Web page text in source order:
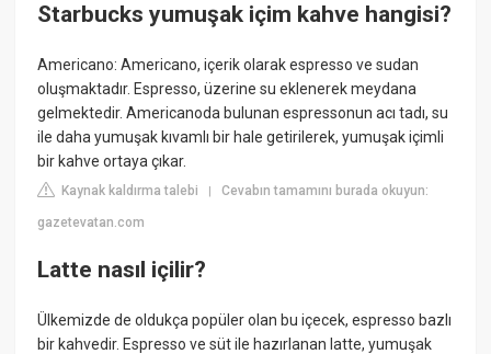
Starbucks yumuşak içim kahve hangisi?
Americano: Americano, içerik olarak espresso ve sudan
oluşmaktadır. Espresso, üzerine su eklenerek meydana
gelmektedir. Americanoda bulunan espressonun acı tadı, su
ile daha yumuşak kıvamlı bir hale getirilerek, yumuşak içimli
bir kahve ortaya çıkar.
Kaynak kaldırma talebi |Cevabın tamamını burada okuyun:
gazetevatan.com
Latte nasıl içilir?
Ülkemizde de oldukça popüler olan bu içecek, espresso bazlı
bir kahvedir. Espresso ve süt ile hazırlanan latte, yumuşak